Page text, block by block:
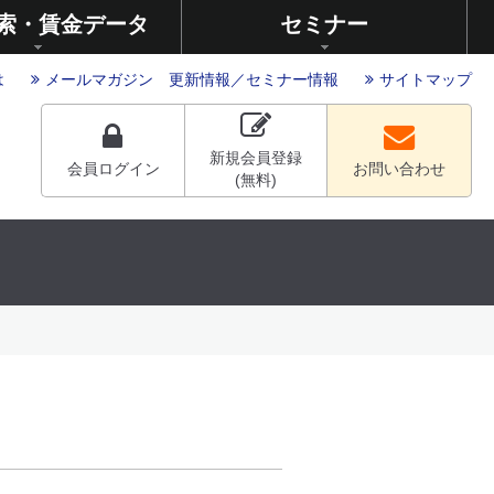
・賃金データ セミナー
メールマガジン 更新情報 ／セミナー情報 サイトマップ
会員ログイン
新規会員登録
(無料)
お問い合わせ